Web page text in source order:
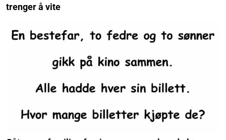
trenger å vite